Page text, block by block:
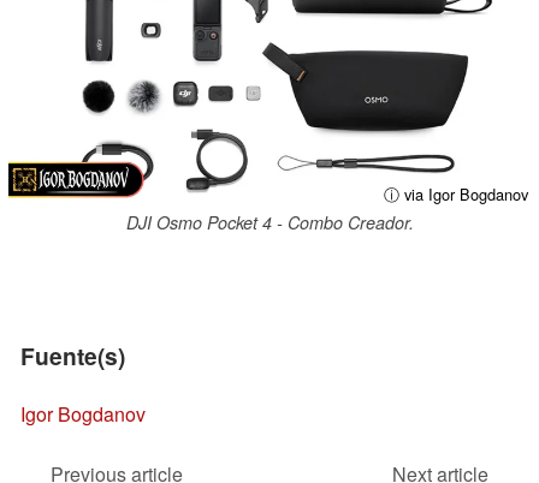
ⓘ via Igor Bogdanov
DJI Osmo Pocket 4 - Combo Creador.
Fuente(s)
Igor Bogdanov
Previous article
Next article